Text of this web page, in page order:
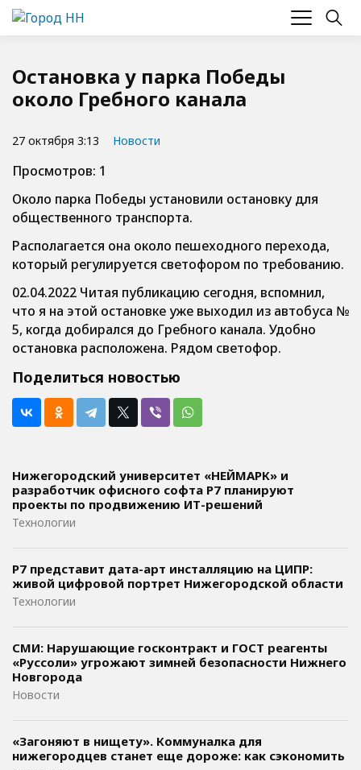
Остановка у парка Победы
около Гребного канала
27 октября 3:13 Новости
Просмотров: 1
Около парка Победы установили остановку для
общественного транспорта.
Располагается она около пешеходного перехода,
который регулируется светофором по требованию.
02.04.2022 Читая публикацию сегодня, вспомнил,
что я на этой остановке уже выходил из автобуса №
5, когда добирался до Гребного канала. Удобно
остановка расположена. Рядом светофор.
Поделиться новостью
Нижегородский университет «НЕЙМАРК» и
разработчик офисного софта P7 планируют
проекты по продвижению ИТ-решений
Технологии
Р7 представит дата-арт инсталляцию на ЦИПР:
живой цифровой портрет Нижегородской области
Технологии
СМИ: Нарушающие госконтракт и ГОСТ реагенты
«Руссоли» угрожают зимней безопасности Нижнего
Новгорода
Новости
«Загоняют в нищету». Коммуналка для
нижегородцев станет еще дороже: как сэкономить